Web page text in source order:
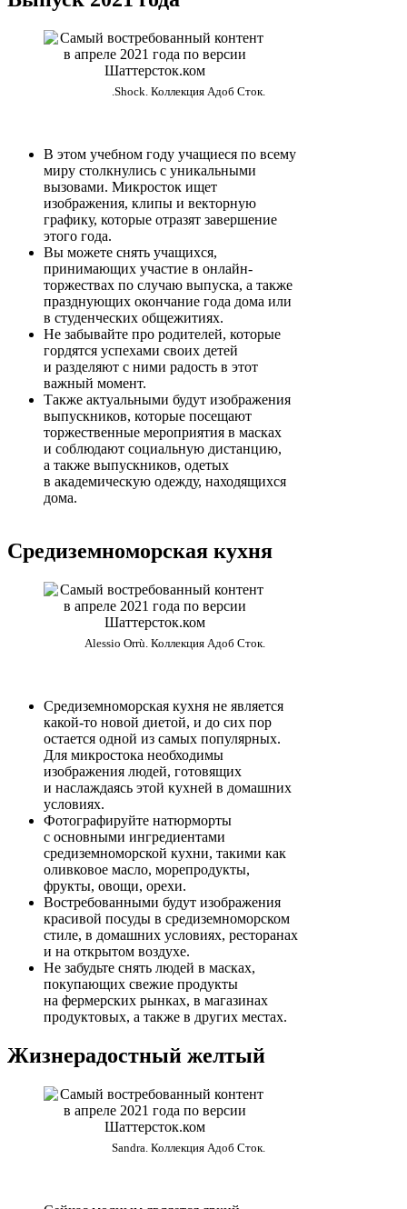
.Shock. Коллекция Адоб Сток.
В этом учебном году учащиеся по всему
миру столкнулись с уникальными
вызовами. Микросток ищет
изображения, клипы и векторную
графику, которые отразят завершение
этого года.
Вы можете снять учащихся,
принимающих участие в онлайн-
торжествах по случаю выпуска, а также
празднующих окончание года дома или
в студенческих общежитиях.
Не забывайте про родителей, которые
гордятся успехами своих детей
и разделяют с ними радость в этот
важный момент.
Также актуальными будут изображения
выпускников, которые посещают
торжественные мероприятия в масках
и соблюдают социальную дистанцию,
а также выпускников, одетых
в академическую одежду, находящихся
дома.
Средиземноморская кухня
Alessio Orrù. Коллекция Адоб Сток.
Средиземноморская кухня не является
какой-то новой диетой, и до сих пор
остается одной из самых популярных.
Для микростока необходимы
изображения людей, готовящих
и наслаждаясь этой кухней в домашних
условиях.
Фотографируйте натюрморты
с основными ингредиентами
средиземноморской кухни, такими как
оливковое масло, морепродукты,
фрукты, овощи, орехи.
Востребованными будут изображения
красивой посуды в средиземноморском
стиле, в домашних условиях, ресторанах
и на открытом воздухе.
Не забудьте снять людей в масках,
покупающих свежие продукты
на фермерских рынках, в магазинах
продуктовых, а также в других местах.
Жизнерадостный желтый
Sandra. Коллекция Адоб Сток.